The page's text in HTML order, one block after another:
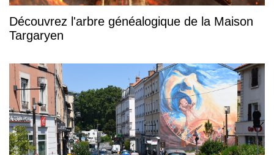
Découvrez l'arbre généalogique de la Maison
Targaryen